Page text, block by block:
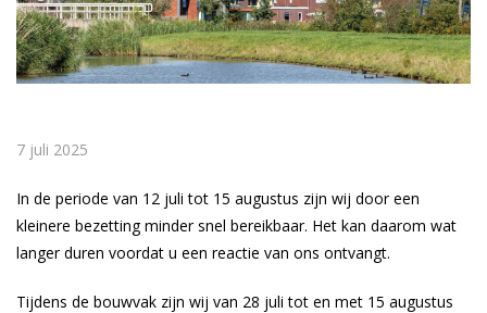
7 juli 2025
In de periode van 12 juli tot 15 augustus zijn wij door een
kleinere bezetting minder snel bereikbaar. Het kan daarom wat
langer duren voordat u een reactie van ons ontvangt.
Tijdens de bouwvak zijn wij van 28 juli tot en met 15 augustus